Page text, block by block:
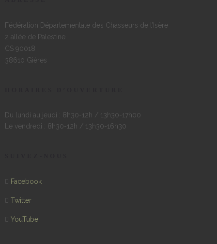
Fédération Départementale des Chasseurs de l’Isère
2 allée de Palestine
CS 90018
38610 Gières
Du lundi au jeudi : 8h30-12h / 13h30-17h00
Le vendredi : 8h30-12h / 13h30-16h30
Facebook
Twitter
YouTube